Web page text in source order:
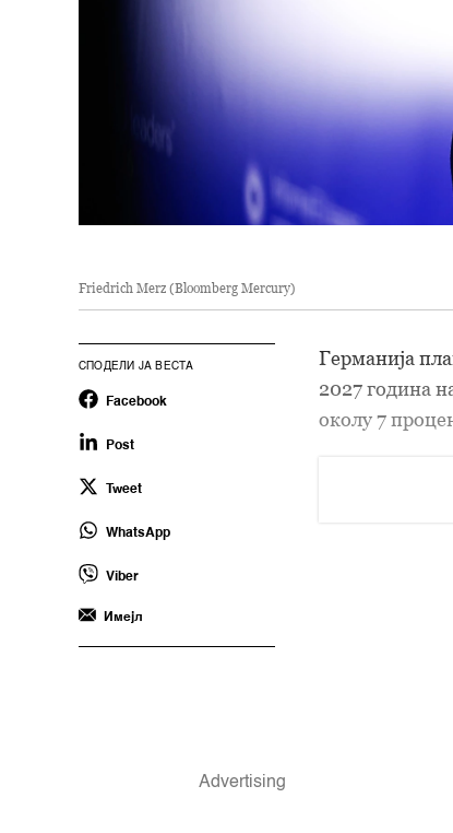
Friedrich Merz (Bloomberg Mercury)
СПОДЕЛИ ЈА ВЕСТА
Facebook
Post
Tweet
WhatsApp
Viber
Имејл
Германија
2027 година
околу 7